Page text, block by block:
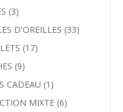
(3)
D'OREILLES (33)
(17)
(9)
CADEAU (1)
MIXTE (6)